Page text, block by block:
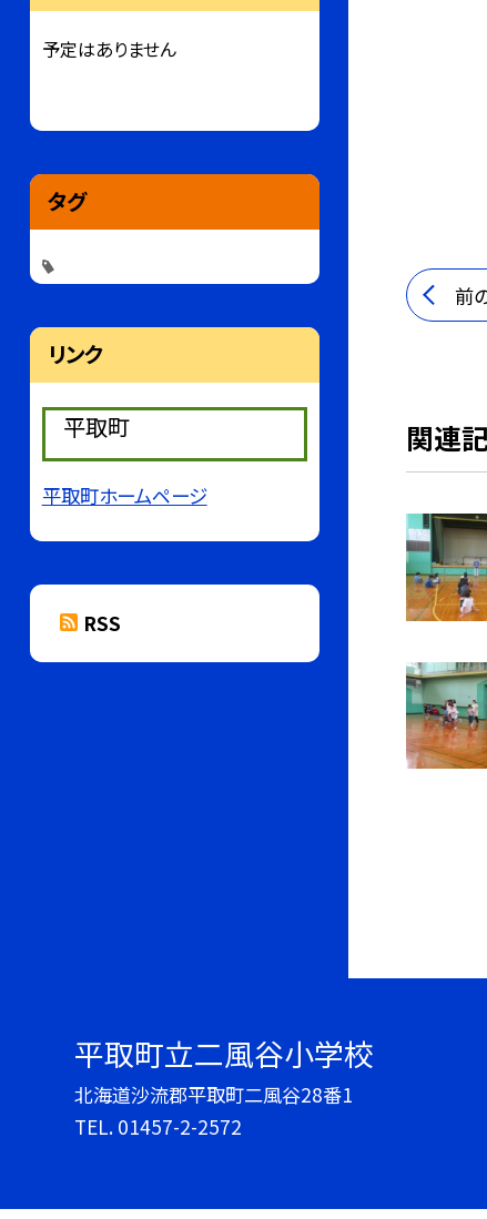
前
関連
予定はありません
タグ
リンク
平取町
平取町ホームページ
RSS
平取町立二風谷小学校
北海道沙流郡平取町二風谷28番1
TEL. 01457-2-2572